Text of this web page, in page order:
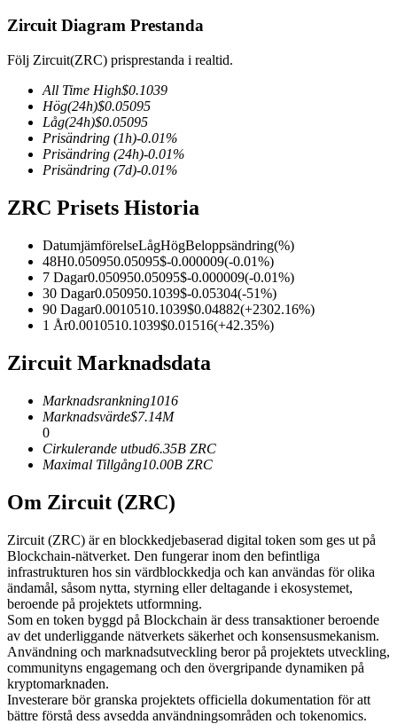
COIN-M Futures
Futures för kryptovaluta
TradFi
USDC Futures
Futures med USDC som säkerhet
Kopiera Trading
Gå med de bästa handlarna
Zircuit Diagram Prestanda
Följ Zircuit(ZRC) prisprestanda i realtid.
All Time High$0.1039
Hög(24h)$0.05095
Låg(24h)$0.05095
Prisändring (1h)-0.01%
Prisändring (24h)-0.01%
Prisändring (7d)-0.01%
ZRC Prisets Historia
DatumjämförelseLågHögBeloppsändring(%)
48H0.050950.05095$-0.000009(-0.01%)
7 Dagar0.050950.05095$-0.000009(-0.01%)
30 Dagar0.050950.1039$-0.05304(-51%)
90 Dagar0.0010510.1039$0.04882(+2302.16%)
1 År0.0010510.1039$0.01516(+42.35%)
Zircuit Marknadsdata
Marknadsrankning1016
Marknadsvärde$7.14M
0
Cirkulerande utbud6.35B ZRC
Maximal Tillgång10.00B ZRC
Om Zircuit (ZRC)
Zircuit (ZRC) är en blockkedjebaserad digital token som ges ut på
Blockchain-nätverket. Den fungerar inom den befintliga
infrastrukturen hos sin värdblockkedja och kan användas för olika
ändamål, såsom nytta, styrning eller deltagande i ekosystemet,
beroende på projektets utformning.
Som en token byggd på Blockchain är dess transaktioner beroende
av det underliggande nätverkets säkerhet och konsensusmekanism.
Användning och marknadsutveckling beror på projektets utveckling,
communityns engagemang och den övergripande dynamiken på
kryptomarknaden.
Investerare bör granska projektets officiella dokumentation för att
bättre förstå dess avsedda användningsområden och tokenomics.